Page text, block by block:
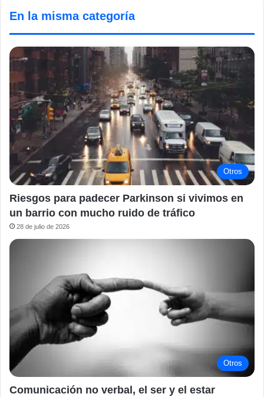
En la misma categoría
Otros
Riesgos para padecer Parkinson si vivimos en
un barrio con mucho ruido de tráfico
28 de julio de 2026
Otros
Comunicación no verbal, el ser y el estar